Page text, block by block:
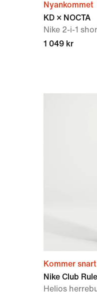
Nyankommet
KD × NOCTA
Nike 2-i-1
1 049 kr
Kommer snart
Nike Club
Helios